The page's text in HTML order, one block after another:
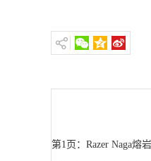
第1页：Razer Naga熔